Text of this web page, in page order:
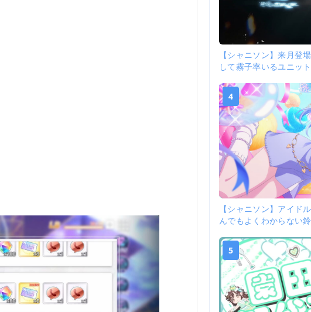
【シャニソン】来月登
して霧子率いるユニッ
4
【シャニソン】アイド
んでもよくわからない
5